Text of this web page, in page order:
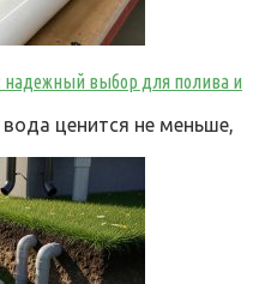
надежный выбор для полива и
ценится не меньше,